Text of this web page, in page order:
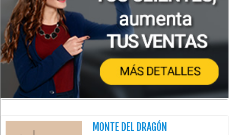
MONTE DEL DRAGÓN